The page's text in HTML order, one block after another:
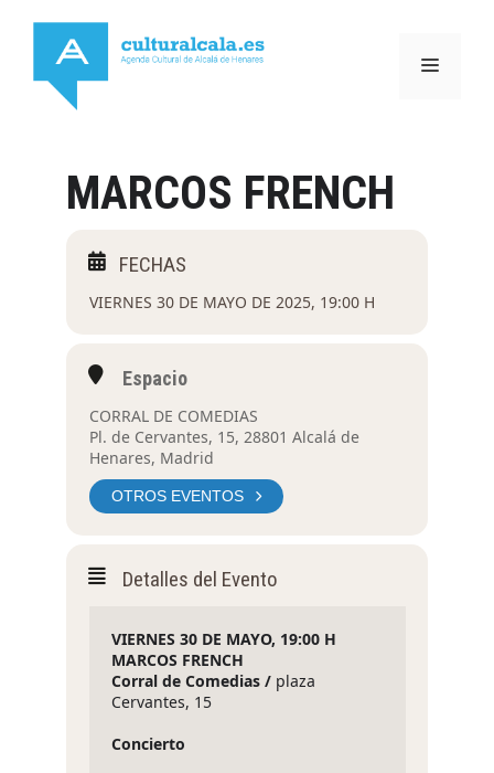
contenido
MENÚ
MARCOS FRENCH
VIERNES 30 DE MAYO DE 2025, 19:00 H
Espacio
CORRAL DE COMEDIAS
Pl. de Cervantes, 15, 28801 Alcalá de
Henares, Madrid
OTROS EVENTOS
Detalles del Evento
VIERNES 30 DE MAYO, 19:00 H
MARCOS FRENCH
Corral de Comedias / plaza
Cervantes, 15